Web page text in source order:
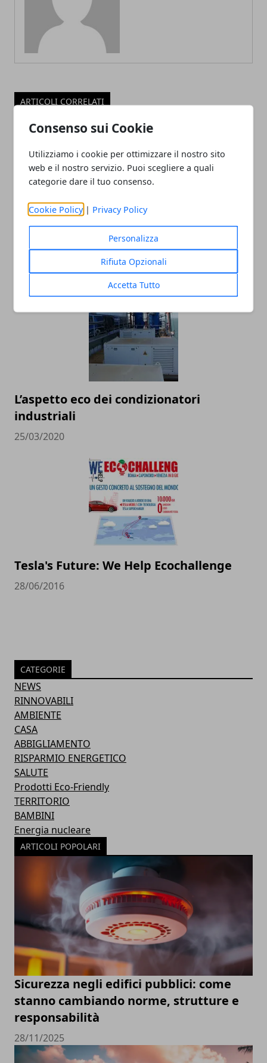
Consenso sui Cookie
Utilizziamo i cookie per ottimizzare il nostro sito
web e il nostro servizio. Puoi scegliere a quali
categorie dare il tuo consenso.
Cookie Policy | Privacy Policy
Personalizza
Rifiuta Opzionali
Accetta Tutto
ARTICOLI CORRELATI
Perché scegliere prodotti
biodegradabili
29/12/2021
L’aspetto eco dei condizionatori
industriali
25/03/2020
Tesla's Future: We Help Ecochallenge
28/06/2016
CATEGORIE
NEWS
RINNOVABILI
AMBIENTE
CASA
ABBIGLIAMENTO
RISPARMIO ENERGETICO
SALUTE
Prodotti Eco-Friendly
TERRITORIO
BAMBINI
Energia nucleare
ARTICOLI POPOLARI
Sicurezza negli edifici pubblici: come
stanno cambiando norme, strutture e
responsabilità
28/11/2025